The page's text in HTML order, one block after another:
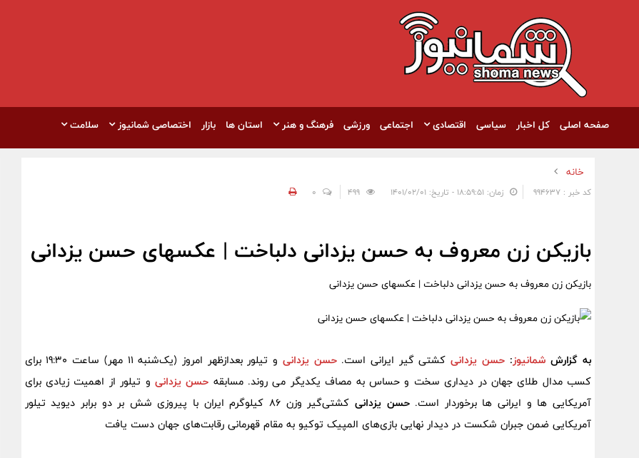
صفحه اصلی کل اخبار سیاسی اقتصادی اجتماعی ورزشی فرهنگ و هنر استان ها بازار اختصاصی شمانیوز سلامت
خانه
کد خبر : 994637 زمان: ۱۸:۵۹:۵۱ - تاریخ: ۱۴۰۱/۰۲/۰۱ 0
بازیکن زن معروف به حسن یزدانی دلباخت | عکسهای حسن یزدانی
بازیکن زن معروف به حسن یزدانی دلباخت | عکسهای حسن یزدانی
به گزارش شمانیوز:حسن یزدانی کشتی گیر ایرانی است.حسن یزدانی
و تیلور بعدازظهر امروز (یک‌شنبه 11 مهر) ساعت 19:30 برای
کسب مدال طلای جهان در دیداری سخت و حساس به مصاف یکدیگر می روند. مسابقه حسن یزدانی و تیلور از اهمیت زیادی برای
آمریکایی ها و ایرانی ها برخوردار است.حسن یزدانی
کشتی‌گیر وزن ۸۶ کیلوگرم ایران با پیروزی شش بر دو برابر دیوید تیلور
آمریکایی ضمن جبران شکست در دیدار نهایی بازی‌های المپیک توکیو به مقام قهرمانی رقابت‌های جهان دست یافت